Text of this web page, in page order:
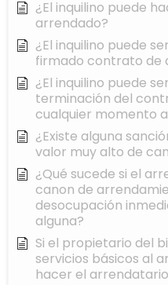
¿El inquilino puede
arrendado?
¿El inquilino puede
firmado contrato de
¿El inquilino puede
terminación del
cualquier momento
¿Existe alguna
valor muy alto de
¿Qué sucede si el
canon de
desocupación
alguna?
Si el propietario del
servicios básicos al
hacer el